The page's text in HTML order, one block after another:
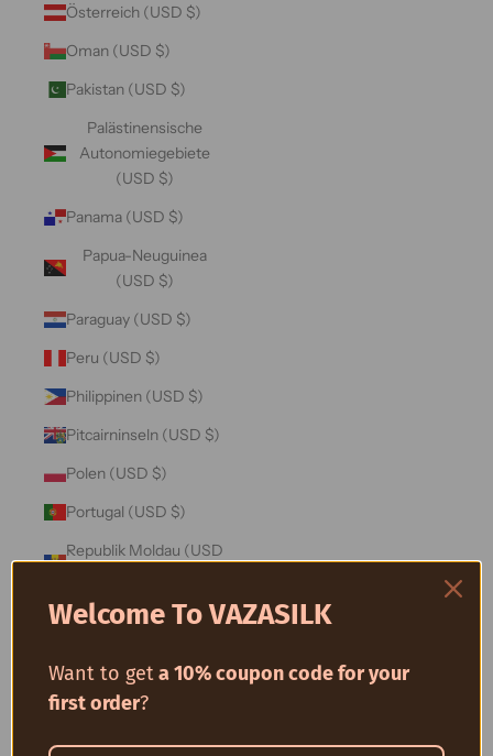
Österreich (USD $)
Oman (USD $)
Pakistan (USD $)
Palästinensische
Autonomiegebiete
(USD $)
Panama (USD $)
Papua-Neuguinea
(USD $)
Paraguay (USD $)
Peru (USD $)
Philippinen (USD $)
Pitcairninseln (USD $)
Polen (USD $)
Portugal (USD $)
Republik Moldau (USD
Réunion (USD $)
Rumänien (USD $)
Welcome To VAZASILK
Want to geta 10% coupon code for your
first order?